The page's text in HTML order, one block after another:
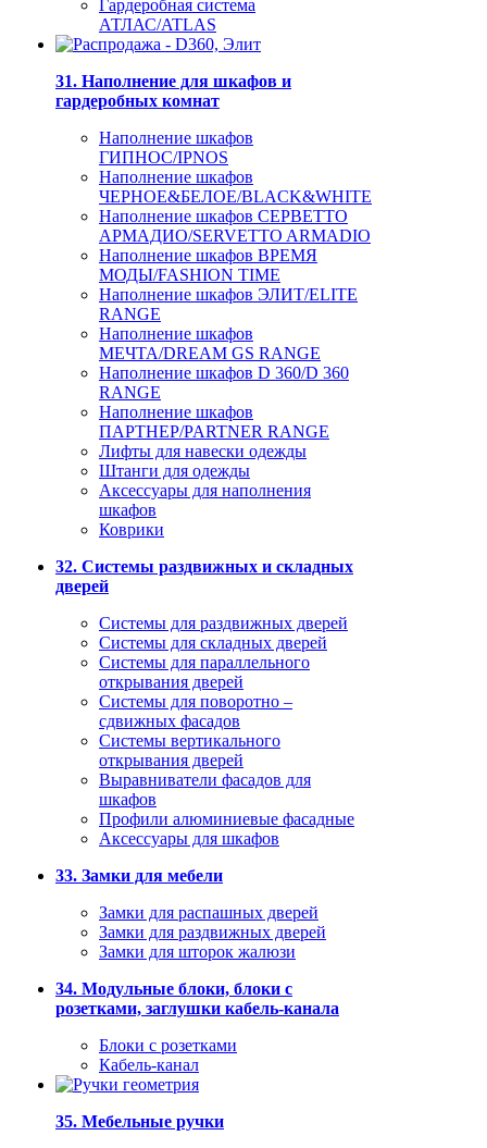
Гардеробная система
АТЛАС/ATLAS
31. Наполнение для шкафов и
гардеробных комнат
Наполнение шкафов
ГИПНОС/IPNOS
Наполнение шкафов
ЧЕРНОЕ&БЕЛОЕ/BLACK&WHITE
Наполнение шкафов СЕРВЕТТО
АРМАДИО/SERVETTO ARMADIO
Наполнение шкафов ВРЕМЯ
МОДЫ/FASHION TIME
Наполнение шкафов ЭЛИТ/ELITE
RANGE
Наполнение шкафов
МЕЧТА/DREAM GS RANGE
Наполнение шкафов D 360/D 360
RANGE
Наполнение шкафов
ПАРТНЕР/PARTNER RANGE
Лифты для навески одежды
Штанги для одежды
Аксессуары для наполнения
шкафов
Коврики
32. Системы раздвижных и складных
дверей
Системы для раздвижных дверей
Системы для складных дверей
Системы для параллельного
открывания дверей
Системы для поворотно –
сдвижных фасадов
Системы вертикального
открывания дверей
Выравниватели фасадов для
шкафов
Профили алюминиевые фасадные
Аксессуары для шкафов
33. Замки для мебели
Замки для распашных дверей
Замки для раздвижных дверей
Замки для шторок жалюзи
34. Модульные блоки, блоки с
розетками, заглушки кабель-канала
Блоки с розетками
Кабель-канал
35. Мебельные ручки